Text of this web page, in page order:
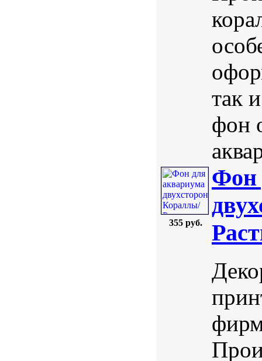
так
фон
355 руб.
Фон